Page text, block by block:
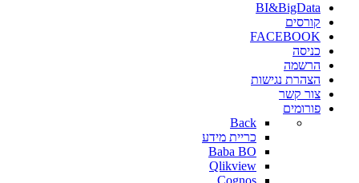
BI&BigData
קורסים
FACEBOOK
כניסה
הרשמה
הצהרת נגישות
צור קשר
פורומים
Back
כריית מידע
Baba BO
Qlikview
Cognos